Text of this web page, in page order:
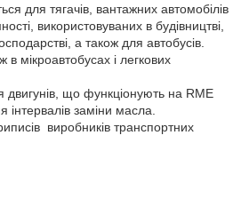
для тягачів, вантажних автомобілів
використовуваних в будівництві,
а також для автобусів.
в мікроавтобусах і легкових
двигунів, що функціонують на RME
заміни масла.
виробників транспортних